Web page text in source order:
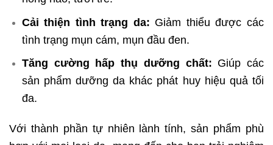
Cải thiện tình trạng da: Giảm thiểu được các
tình trạng mụn cám, mụn đầu đen.
Tăng cường hấp thụ dưỡng chất: Giúp các
sản phẩm dưỡng da khác phát huy hiệu quả tối
đa.
Với thành phần tự nhiên lành tính, sản phẩm phù